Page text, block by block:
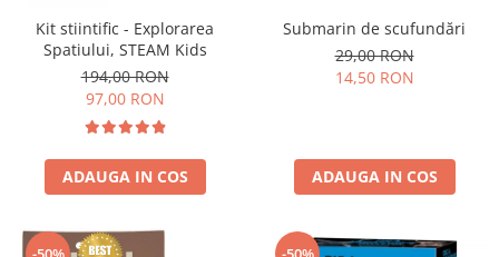
Kit stiintific - Explorarea
Spatiului, STEAM Kids
194,00 RON
97,00 RON
ADAUGA IN COS
Submarin de scufundări
29,00 RON
14,50 RON
ADAUGA IN COS